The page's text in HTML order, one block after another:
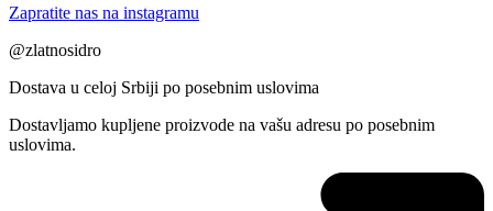
Zapratite nas na instagramu
@zlatnosidro
Dostava u celoj Srbiji po posebnim uslovima
Dostavljamo kupljene proizvode na vašu adresu po posebnim
uslovima.